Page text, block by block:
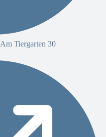
Am Tiergarten 30